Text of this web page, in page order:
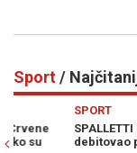
Sport/
SPALLETTI POSLAO
debitovao protiv